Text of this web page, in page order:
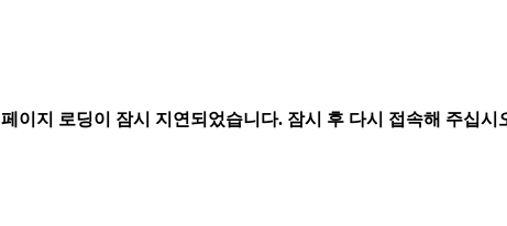
페이지 로딩이 잠시 지연되었습니다. 잠시 후 다시 접속해 주십시